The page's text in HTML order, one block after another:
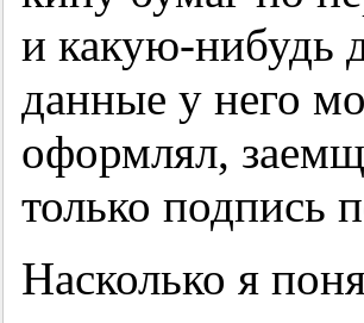
и какую-нибудь
данные у него
оформлял,
только подпись
Насколько я